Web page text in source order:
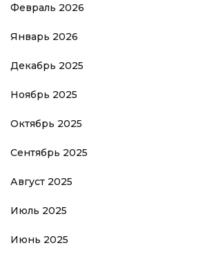
Февраль 2026
Январь 2026
Декабрь 2025
Ноябрь 2025
Октябрь 2025
Сентябрь 2025
Август 2025
Июль 2025
Июнь 2025